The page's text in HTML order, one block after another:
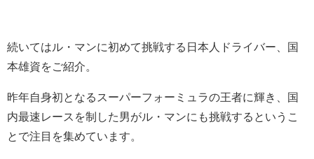
続いてはル・マンに初めて挑戦する日本人ドライバー、国
本雄資をご紹介。
昨年自身初となるスーパーフォーミュラの王者に輝き、国
内最速レースを制した男がル・マンにも挑戦するというこ
とで注目を集めています。